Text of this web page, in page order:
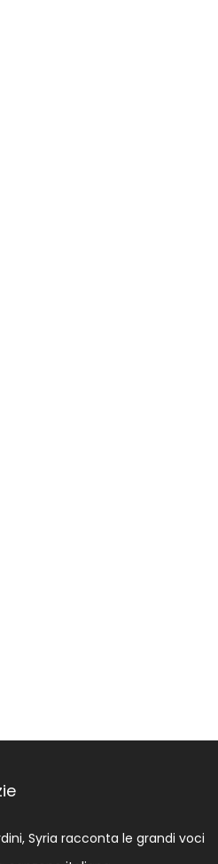
Syria racconta le grandi voci